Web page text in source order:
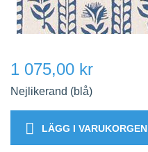
1 075,00 kr
Nejlikerand (blå)
LÄGG I VARUKORGEN